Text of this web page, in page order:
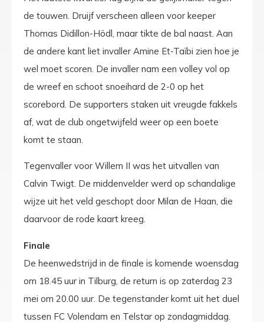
de touwen. Druijf verscheen alleen voor keeper
Thomas Didillon-Hödl, maar tikte de bal naast. Aan
de andere kant liet invaller Amine Et-Taïbi zien hoe je
wel moet scoren. De invaller nam een volley vol op
de wreef en schoot snoeihard de 2-0 op het
scorebord. De supporters staken uit vreugde fakkels
af, wat de club ongetwijfeld weer op een boete
komt te staan.
Tegenvaller voor Willem II was het uitvallen van
Calvin Twigt. De middenvelder werd op schandalige
wijze uit het veld geschopt door Milan de Haan, die
daarvoor de rode kaart kreeg.
Finale
De heenwedstrijd in de finale is komende woensdag
om 18.45 uur in Tilburg, de return is op zaterdag 23
mei om 20.00 uur. De tegenstander komt uit het duel
tussen FC Volendam en Telstar op zondagmiddag.